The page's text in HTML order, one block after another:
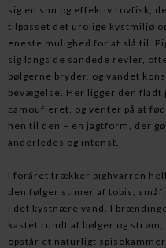
sig en snu og effektiv rovfisk,
tilpasset det urolige kystmiljø
eneste mulighed for at slå til.
sig langs de sandede revler,
bølgerne bryder, og vandet
bevægelse. Her ligger den fladt
camoufleret, og venter på at
hen til den – en jagtform, der
anderledes og intenst.
I foråret trækker pighvarren
den følger stimer af tobis,
i det kystnære vand. I
kastet rundt af bølger og strøm,
opstår et naturligt